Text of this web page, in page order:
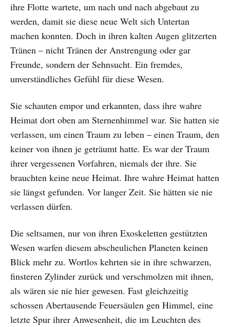
ihre Flotte wartete, um nach und nach abgebaut zu
werden, damit sie diese neue Welt sich Untertan
machen konnten. Doch in ihren kalten Augen glitzerten
Tränen – nicht Tränen der Anstrengung oder gar
Freunde, sondern der Sehnsucht. Ein fremdes,
unverständliches Gefühl für diese Wesen.
Sie schauten empor und erkannten, dass ihre wahre
Heimat dort oben am Sternenhimmel war. Sie hatten sie
verlassen, um einen Traum zu leben – einen Traum, den
keiner von ihnen je geträumt hatte. Es war der Traum
ihrer vergessenen Vorfahren, niemals der ihre. Sie
brauchten keine neue Heimat. Ihre wahre Heimat hatten
sie längst gefunden. Vor langer Zeit. Sie hätten sie nie
verlassen dürfen.
Die seltsamen, nur von ihren Exoskeletten gestützten
Wesen warfen diesem abscheulichen Planeten keinen
Blick mehr zu. Wortlos kehrten sie in ihre schwarzen,
finsteren Zylinder zurück und verschmolzen mit ihnen,
als wären sie nie hier gewesen. Fast gleichzeitig
schossen Abertausende Feuersäulen gen Himmel, eine
letzte Spur ihrer Anwesenheit, die im Leuchten des